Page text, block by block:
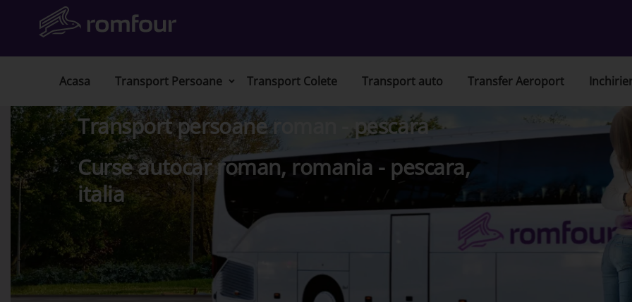
Acasa Transport Persoane Transport Colete Transport auto Transfer Aeroport
Transport persoane roman - pescara
Curse autocar roman, romania - pescara,
italia